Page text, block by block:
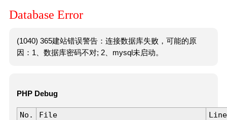
Database Error
(1040) 365建站错误警告：连接数据库失败，可能的原
因：1、数据库密码不对; 2、mysql未启动。
PHP Debug
No. File
Line